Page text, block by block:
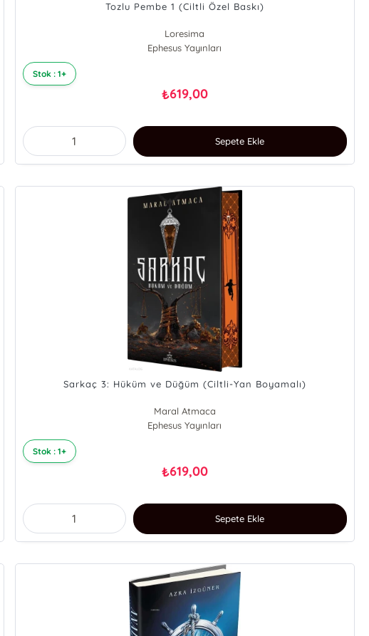
Tozlu Pembe 1 (Ciltli Özel Baskı)
Loresima
Ephesus Yayınları
Stok : 1+
₺619,00
Sepete Ekle
Sarkaç 3: Hüküm ve Düğüm (Ciltli-Yan Boyamalı)
Maral Atmaca
Ephesus Yayınları
Stok : 1+
₺619,00
Sepete Ekle